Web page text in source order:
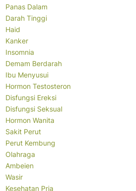
Panas Dalam
Darah Tinggi
Haid
Kanker
Insomnia
Demam Berdarah
Ibu Menyusui
Hormon Testosteron
Disfungsi Ereksi
Disfungsi Seksual
Hormon Wanita
Sakit Perut
Perut Kembung
Olahraga
Ambeien
Wasir
Kesehatan Pria